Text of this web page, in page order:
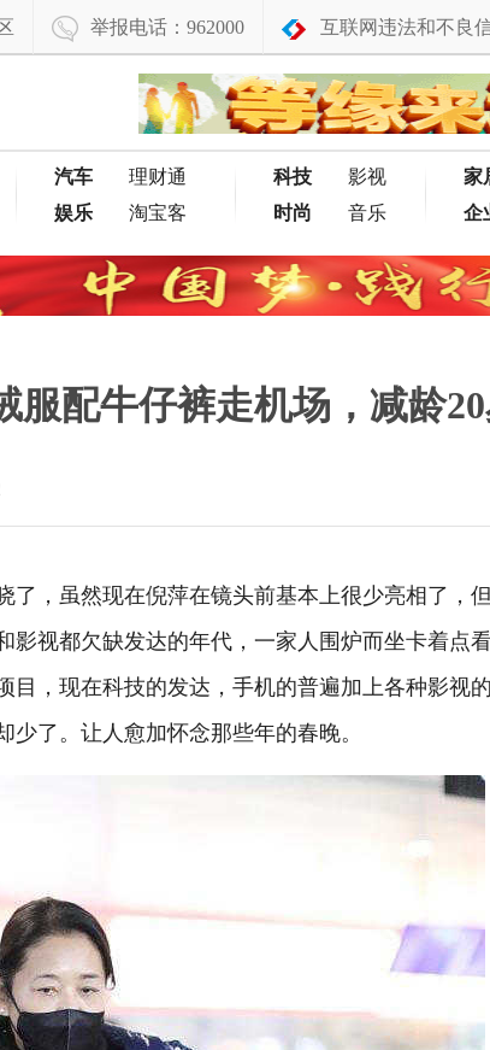
举报电话：962000 互联网违法和不良
汽车
理财通
娱乐
淘宝客
科技
影视
时尚
音乐
家
企
服配牛仔裤走机场，减龄
了，虽然现在倪萍在镜头前基本上很少亮相了，
视都欠缺发达的年代，一家人围炉而坐卡着点
，现在科技的发达，手机的普遍加上各种影视
了。让人愈加怀念那些年的春晚。